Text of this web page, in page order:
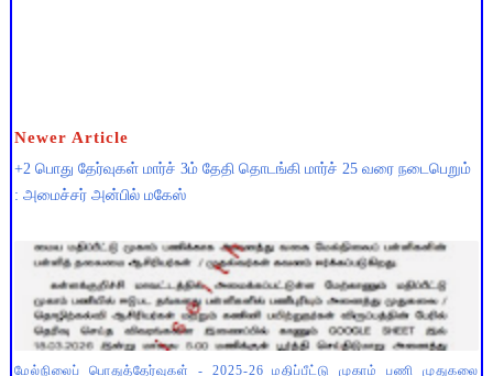
Newer Article
+2 பொது தேர்வுகள் மார்ச் 3ம் தேதி தொடங்கி மார்ச் 25 வரை நடைபெறும்
: அமைச்சர் அன்பில் மகேஸ்
மேல்நிலைப் பொதுத்தேர்வுகள் - 2025-26 மதிப்பீட்டு முகாம் பணி முதுகலை